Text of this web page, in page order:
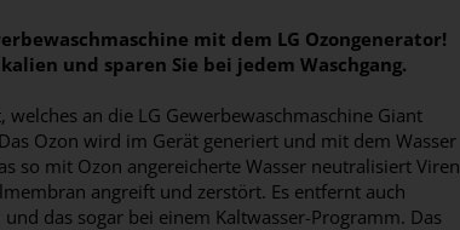
mit dem LG Ozongenerator!
und sparen Sie bei jedem Waschgang.
an die LG Gewerbewaschmaschine Giant
Ozon wird im Gerät generiert und mit dem Wasser
so mit Ozon angereicherte Wasser neutralisiert Viren
angreift und zerstört. Es entfernt auch
das sogar bei einem Kaltwasser-Programm. Das